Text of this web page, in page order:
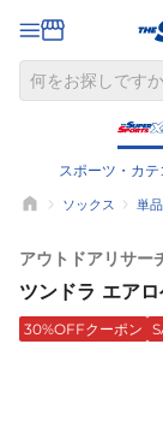
スポーツ・カテ
ソックス 単
アウトドアリサー
ツンドラ エア
30%OFFクーポン